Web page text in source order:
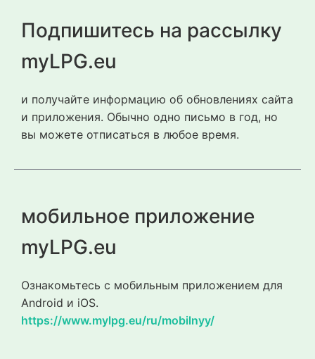
Подпишитесь на рассылку
myLPG.eu
и получайте информацию об обновлениях сайта
и приложения. Обычно одно письмо в год, но
вы можете отписаться в любое время.
мобильное приложение
myLPG.eu
Ознакомьтесь с мобильным приложением для
Android и iOS.
https://www.mylpg.eu/ru/mobilnyy/